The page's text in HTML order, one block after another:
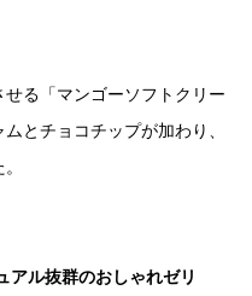
る「マンゴーソフトクリー
とチョコチップが加わり、
アル抜群のおしゃれゼリ